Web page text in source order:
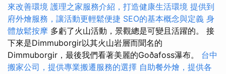
來改善環境 護理之家服務介紹，打造健康生活環境 提供到
府外燴服務，讓活動更輕鬆便捷 SEO的基本概念與定義 身
體放鬆按摩 多虧了火山活動，景觀總是可變且活躍的。 接
下來是Dimmuborgir以其火山岩層而聞名的
Dimmuborgir，最後我們看著美麗的Goðafoss瀑布。 台中
搬家公司，提供專業搬遷服務的選擇 自助餐外燴，提供各